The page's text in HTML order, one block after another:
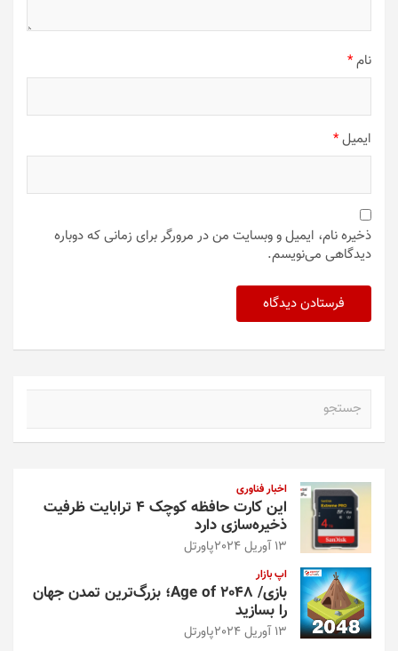
نام*
ایمیل*
ذخیره نام، ایمیل و وبسایت من در مرورگر برای زمانی که دوباره
دیدگاهی می‌نویسم.
اخبار فناوری
این کارت حافظه کوچک ۴ ترابایت ظرفیت
ذخیره‌سازی دارد
13 آوریل 2024 پاورتل
اپ بازار
بازی/ Age of 2048؛ بزرگ‌ترین تمدن جهان
را بسازید
13 آوریل 2024 پاورتل